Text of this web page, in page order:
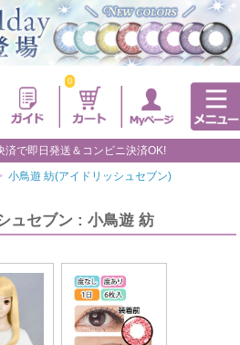
0
済で即日発送＆コンビニ決済OK!
小鳥遊 紡(アイドリッシュセブン)
ュセブン : 小鳥遊 紡